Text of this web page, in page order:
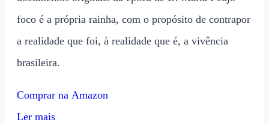
foco é a própria rainha, com o propósito de contrapor
a realidade que foi, à realidade que é, a vivência
brasileira.
Comprar na Amazon
Ler mais